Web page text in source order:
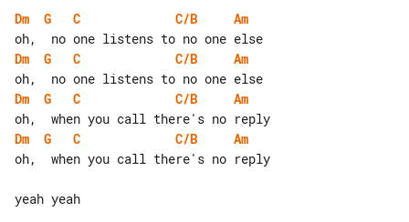
Dm G C C/B
Am
Dm
G C C/B
Am
Dm
G C C/B
Am
Dm
G C C/B
Am
oh,  when you call there's no reply
yeah yeah